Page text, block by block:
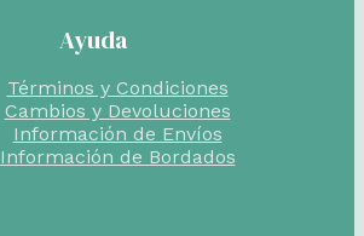
Ayuda
Términos y Condiciones
Cambios y Devoluciones
Información de Envíos
Información de Bordados